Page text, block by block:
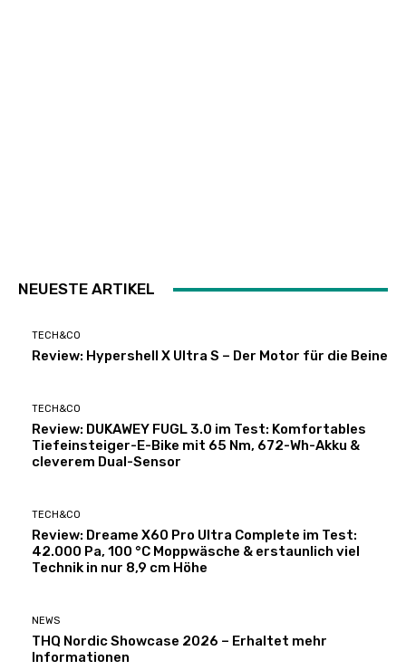
NEUESTE ARTIKEL
TECH&CO
Review: Hypershell X Ultra S – Der Motor für die Beine
TECH&CO
Review: DUKAWEY FUGL 3.0 im Test: Komfortables
Tiefeinsteiger-E-Bike mit 65 Nm, 672-Wh-Akku &
cleverem Dual-Sensor
TECH&CO
Review: Dreame X60 Pro Ultra Complete im Test:
42.000 Pa, 100 °C Moppwäsche & erstaunlich viel
Technik in nur 8,9 cm Höhe
NEWS
THQ Nordic Showcase 2026 – Erhaltet mehr
Informationen